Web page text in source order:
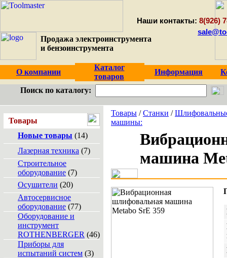
Продажа электроинструмента
и бензоинструмента
Наши контакты: 8(926)
О компании
Каталог
товаров
Информация
Поиск по каталогу:
Товары
Новые товары (14)
Лазерная техника (7)
Строительное
оборудование (7)
Осушители (20)
Автосервисное
оборудование (77)
Оборудование и
инструмент
ROTHENBERGER (46)
Приборы для
испытаний систем (3)
Товары /Станки /
машины:
машина